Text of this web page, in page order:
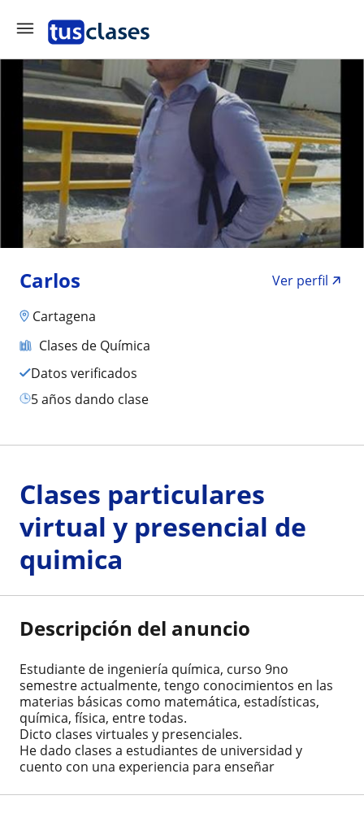
Carlos
Ver perfil
Cartagena
Clases de Química
Datos verificados
5 años dando clase
Clases particulares
virtual y presencial de
quimica
Descripción del anuncio
Estudiante de ingeniería química, curso 9no
semestre actualmente, tengo conocimientos en las
materias básicas como matemática, estadísticas,
química, física, entre todas.
Dicto clases virtuales y presenciales.
He dado clases a estudiantes de universidad y
cuento con una experiencia para enseñar